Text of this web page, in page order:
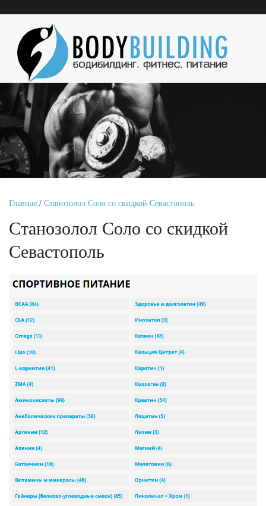
Главная / Станозолол Соло со скидкой Севастополь
Станозолол Соло со скидкой
Севастополь